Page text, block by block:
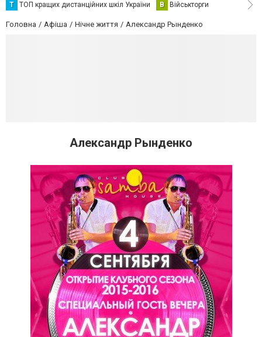
Т ТОП кращих дистанційних шкіл України В Військторги
Головна Афіша Нічне життя Александр Рынденко
Александр Рынденко